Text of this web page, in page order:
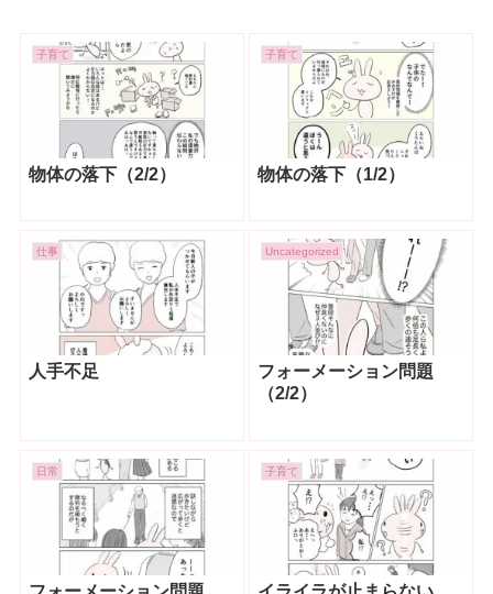
子育て
物体の落下（2/2）
子育て
物体の落下（1/2）
仕事
人手不足
Uncategorized
フォーメーション問題
（2/2）
日常 子育て